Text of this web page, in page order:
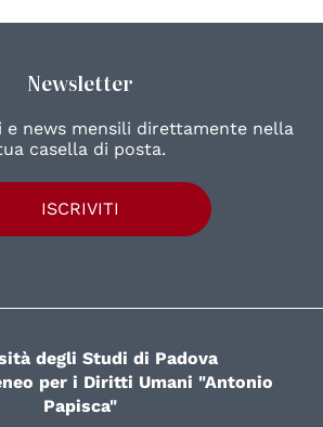
Newsletter
e news mensili direttamente nella
casella di posta.
ISCRIVITI
degli Studi di Padova
per i Diritti Umani "Antonio
Papisca"